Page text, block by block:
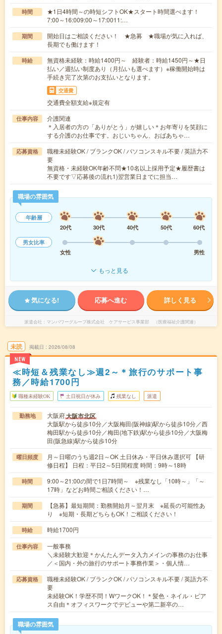
時間
★1日4時間～の時短シフトOK★スタート時間選べます！
7:00～16:009:00～17:0011:…
期間
開始日はご相談ください！ ★急募 ★職場が気に入れば、
長期でも働けます！
時給
無資格未経験：時給1400円～ 経験者：時給1450円～★日
払い／週払い制度あり（月払いも選べます）※稼働開始時は
手続き完了次第のお支払いとなります。
交通費
交通費全額支給※規定有
仕事内容
介護関連
＊入居者の方の「ありがとう」が嬉しい＊お年寄りを笑顔に
する介護のお仕事です。おじいちゃん、おばあちゃ…
応募資格
職種未経験OK / ブランクOK / パソコンスキル不要 / 英語力不
要
無資格・未経験OK年齢不問★10名以上採用予定★履歴書は
不要です▽応募後の流れ1)翌営業日までに担当…
職場の雰囲気
年齢層
20代
30代 40代 50代
60代
男女比率
女性
男性
もっと見る
気になる! 応募へ進む 詳しく見る
派遣会社 マンパワーグループ株式会社 ケアサービス事業部 （医療福祉介護関連）
未読
NEW
掲載日 2026/08/08
≪時短＆残業なし≫週2～＊旅行のサポート事
務／時給1700円
職種未経験OK 土日祝日が休み 残業なし 派遣
勤務地 大阪府大阪市北区
大阪駅から徒歩10分／大阪梅田(阪神線)駅から徒歩10分／西
梅田駅から徒歩10分／梅田(地下鉄)駅から徒歩10分／大阪梅
田(阪急線)駅から徒歩10分
曜日頻度
月～日曜のうち週2日～OK 土日休み・平日休み選択可 【研
修日程】 日程：平日2～5日間程度 時間：9時～18時
時間
9:00～21:00の間で1日7時間～ ※残業なし「10時～」「～
17時」などお時間ご相談ください！…
期間
【急募】最短期間：勤務開始月～翌月末 ※延長の可能性あ
り ※短期・長期どちらもOK！ご相談ください！
時給 時給1700円
仕事内容
一般事務
＼未経験大歓迎＊かんたんデータ入力メインの事務のお仕事
／＜国内・外の旅行のサポート事務作業＞・個人情…
応募資格
職種未経験OK / ブランクOK / パソコンスキル不要 / 英語力不
要
未経験OK！学歴不問！WワークOK！＊髪色・ネイル・ピア
ス自由＊オフィスワークでデビューや第二新卒の…
職場の雰囲気